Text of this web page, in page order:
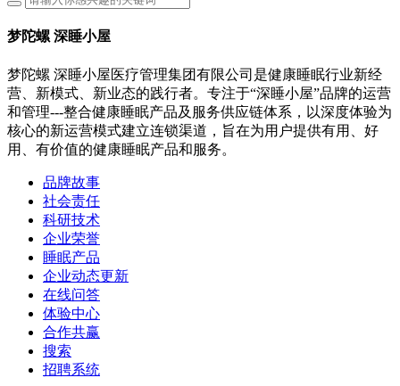
梦陀螺 深睡小屋
梦陀螺 深睡小屋医疗管理集团有限公司是健康睡眠行业新经
营、新模式、新业态的践行者。专注于“深睡小屋”品牌的运营
和管理---整合健康睡眠产品及服务供应链体系，以深度体验为
核心的新运营模式建立连锁渠道，旨在为用户提供有用、好
用、有价值的健康睡眠产品和服务。
品牌故事
社会责任
科研技术
企业荣誉
睡眠产品
企业动态更新
在线问答
体验中心
合作共赢
搜索
招聘系统